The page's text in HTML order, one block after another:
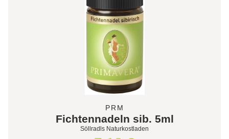
PRM
Fichtennadeln sib. 5ml
Söllradls Naturkostladen